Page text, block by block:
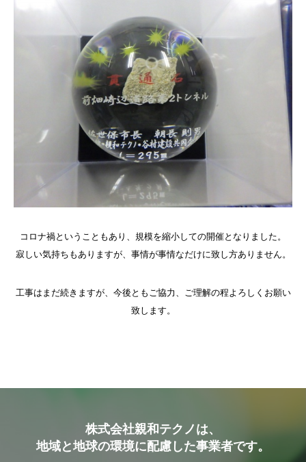
コロナ禍ということもあり、規模を縮小しての開催となりました。
寂しい気持ちもありますが、事情が事情なだけに致し方ありません。
工事はまだ続きますが、今後ともご協力、ご理解の程よろしくお願い
致します。
株式会社親和テクノは、
地域と地球の環境に配慮した事業者です。